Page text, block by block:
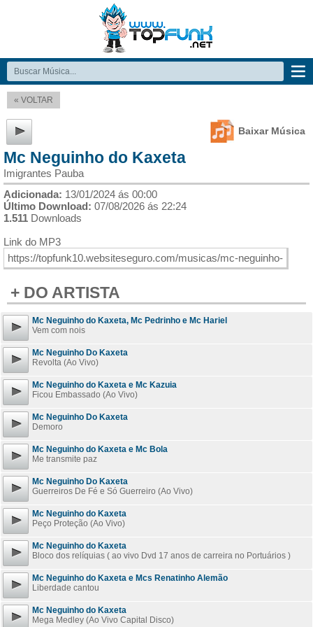
« VOLTAR
Baixar Música
Mc Neguinho do Kaxeta
Imigrantes Pauba
Adicionada: 13/01/2024 ás 00:00
Último Download: 07/08/2026 ás 22:24
1.511 Downloads
Link do MP3
+ DO ARTISTA
Mc Neguinho do Kaxeta, Mc Pedrinho e Mc Hariel
Vem com nois
Mc Neguinho Do Kaxeta
Revolta (Ao Vivo)
Mc Neguinho do Kaxeta e Mc Kazuia
Ficou Embassado (Ao Vivo)
Mc Neguinho Do Kaxeta
Demoro
Mc Neguinho do Kaxeta e Mc Bola
Me transmite paz
Mc Neguinho Do Kaxeta
Guerreiros De Fé e Só Guerreiro (Ao Vivo)
Mc Neguinho do Kaxeta
Peço Proteção (Ao Vivo)
Mc Neguinho do Kaxeta
Bloco dos relíquias ( ao vivo Dvd 17 anos de carreira no Portuários )
Mc Neguinho do Kaxeta e Mcs Renatinho Alemão
Liberdade cantou
Mc Neguinho do Kaxeta
Mega Medley (Ao Vivo Capital Disco)